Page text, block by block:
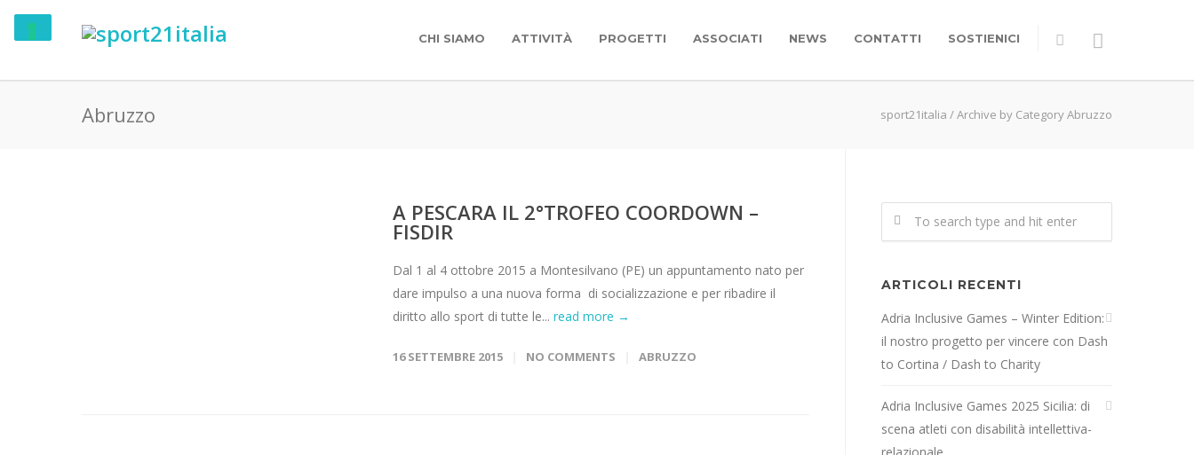
CHI SIAMO ATTIVITÀ PROGETTI ASSOCIATI NEWS CONTATTI SOSTIENICI
Abruzzo sport21italia /Archive by Category Abruzzo
A PESCARA IL 2°TROFEO COORDOWN –
FISDIR
Dal 1 al 4 ottobre 2015 a Montesilvano (PE) un appuntamento nato per
dare impulso a una nuova forma di socializzazione e per ribadire il
diritto allo sport di tutte le... read more →
16 SETTEMBRE 2015 NO COMMENTS ABRUZZO
ARTICOLI RECENTI
Adria Inclusive Games – Winter Edition:
il nostro progetto per vincere con Dash
to Cortina / Dash to Charity
Adria Inclusive Games 2025 Sicilia: di
scena atleti con disabilità intellettiva-